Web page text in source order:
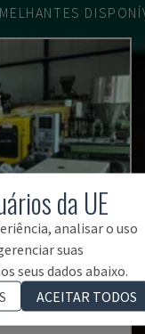
da UE
analisar o uso
suas
seus dados abaixo.
ACEITAR TODOS